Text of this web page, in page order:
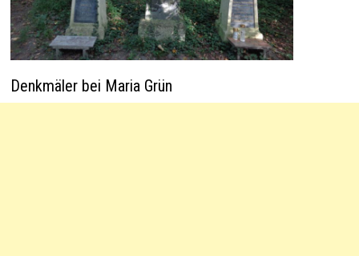
Denkmäler bei Maria Grün